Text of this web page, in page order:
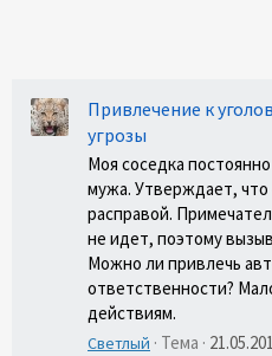
Привлечение к
угрозы
Моя соседка
мужа. Утверждает, что
расправой.
не идет, поэтому
Можно ли привлечь
ответственности?
действиям.
Светлый Тема